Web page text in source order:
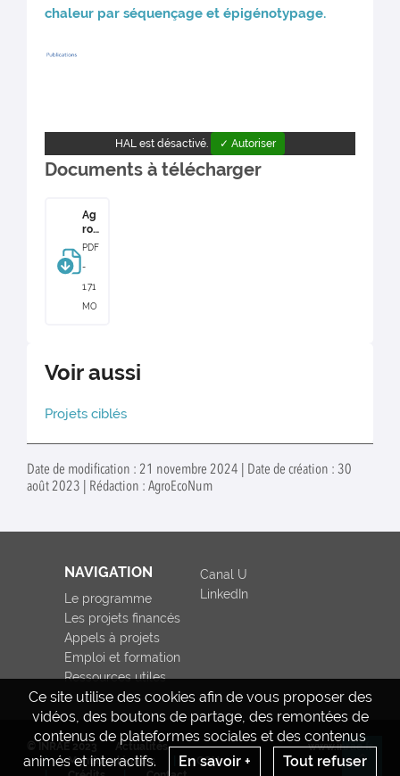
chaleur par séquençage et épigénotypage.
HAL est désactivé. ✓ Autoriser
Documents à télécharger
Ag
ro
Div
PDF
-
1.71
MO
Voir aussi
Projets ciblés
Date de modification : 21 novembre 2024 | Date de création : 30
août 2023 | Rédaction : AgroEcoNum
Ce site utilise des cookies afin de vous proposer des
vidéos, des boutons de partage, des remontées de
contenus de plateformes sociales et des contenus
animés et interactifs.
En savoir + Tout refuser
NAVIGATION
Le programme
Les projets financés
Appels à projets
Emploi et formation
Ressources utiles
Canal U
LinkedIn
Actualités
Mentions légales
CGU
www.inrae.fr